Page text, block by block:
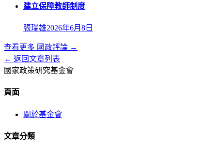
建立保障教師制度
張瑞雄2026年6月8日
查看更多 國政評論 →
← 返回文章列表
國家政策研究基金會
頁面
關於基金會
文章分類